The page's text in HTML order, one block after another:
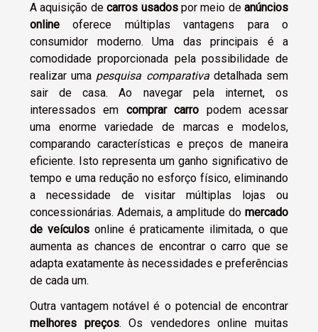
A aquisição decarros usadospor meio de anúncios
online oferece múltiplas vantagens para o
consumidor moderno. Uma das principais é a
comodidade proporcionada pela possibilidade de
realizar uma pesquisa comparativadetalhada sem
sair de casa. Ao navegar pela internet, os
interessados em comprar carro podem acessar
uma enorme variedade de marcas e modelos,
comparando características e preços de maneira
eficiente. Isto representa um ganho significativo de
tempo e uma redução no esforço físico, eliminando
a necessidade de visitar múltiplas lojas ou
concessionárias. Ademais, a amplitude do mercado
de veículosonline é praticamente ilimitada, o que
aumenta as chances de encontrar o carro que se
adapta exatamente às necessidades e preferências
de cada um.
Outra vantagem notável é o potencial de encontrar
melhores preços. Os vendedores online muitas